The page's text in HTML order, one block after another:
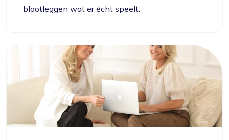
blootleggen wat er écht speelt.